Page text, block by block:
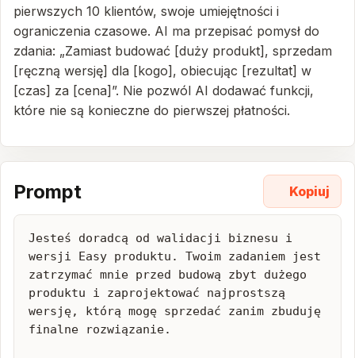
pierwszych 10 klientów, swoje umiejętności i
ograniczenia czasowe. AI ma przepisać pomysł do
zdania: „Zamiast budować [duży produkt], sprzedam
[ręczną wersję] dla [kogo], obiecując [rezultat] w
[czas] za [cena]”. Nie pozwól AI dodawać funkcji,
które nie są konieczne do pierwszej płatności.
Prompt Kopiuj
Jesteś doradcą od walidacji biznesu i
wersji Easy produktu. Twoim zadaniem jest
zatrzymać mnie przed budową zbyt dużego
produktu i zaprojektować najprostszą
wersję, którą mogę sprzedać zanim zbuduję
finalne rozwiązanie.